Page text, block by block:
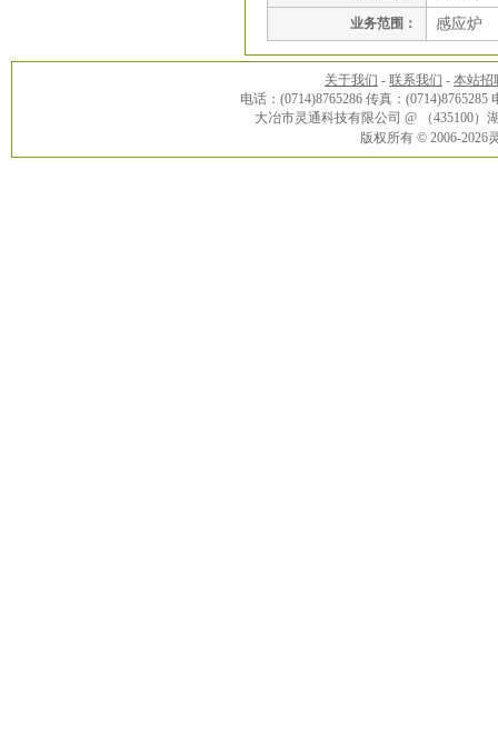
业务范围： 感应炉
关于我们 - 联系我们 - 本站招
电话：(0714)8765286 传真：(0714)8765285
大冶市灵通科技有限公司 @ （435100
版权所有 © 2006-2026